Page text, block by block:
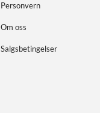
Personvern
Om oss
Salgsbetingelser